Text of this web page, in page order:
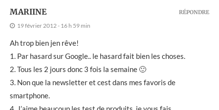
MARIINE
19 février 2012 - 16 h 59 min
Ah trop bien jen rêve!
1. Par hasard sur Google.. le hasard fait bien les choses.
2. Tous les 2 jours donc 3 fois la semaine 🙂
3. Non que la newsletter et cest dans mes favoris de
smartphone.
RÉPONDRE